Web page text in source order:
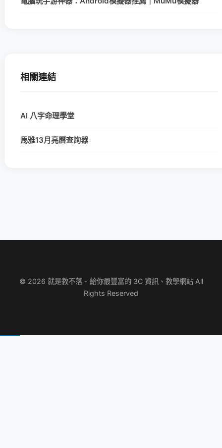
相關連結
AI 八字命理學堂
馬雅13月亮曆查詢器
© 2026 就是教不落 - 給你最豐富的 3C 資訊、教學網站 All
Rights Reserved